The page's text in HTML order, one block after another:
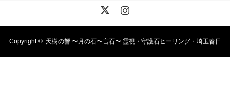
Copyright © 天樹の響 〜月の石〜言石〜 霊視・守護石ヒーリング・埼玉春日